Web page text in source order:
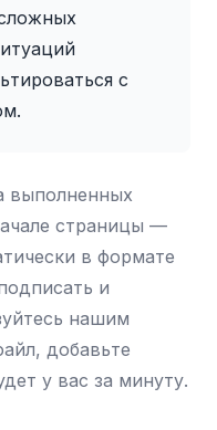
с
выполненных
страницы —
в формате
и
нашим
добавьте
у вас за минуту.